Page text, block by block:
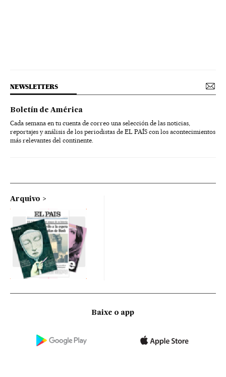
NEWSLETTERS
Boletín de América
Cada semana en tu cuenta de correo una selección de las noticias,
reportajes y análisis de los periodistas de EL PAÍS con los acontecimientos
más relevantes del continente.
Arquivo
Baixe o app